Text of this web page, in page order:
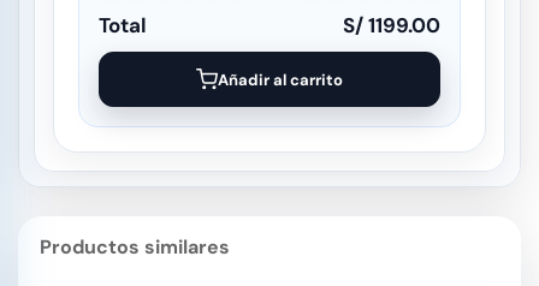
Total S/ 1199.00
Añadir al carrito
Productos similares